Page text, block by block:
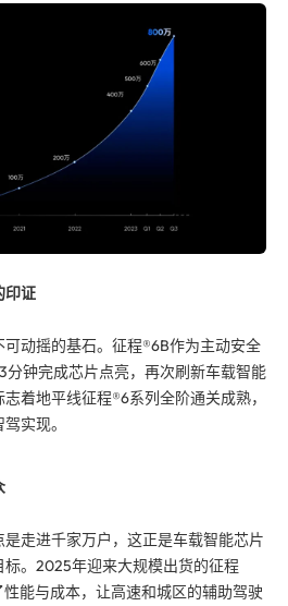
印证
动摇的基石。征程®6B作为主动安全
钟完成芯片点亮，再次刷新车载智能
着地平线征程®6系列全阶通关成熟，
实现。
走进千家万户，这正是车载智能芯片
。2025年迎来大规模出货的征程
能与成本，让高速和城区的辅助驾驶